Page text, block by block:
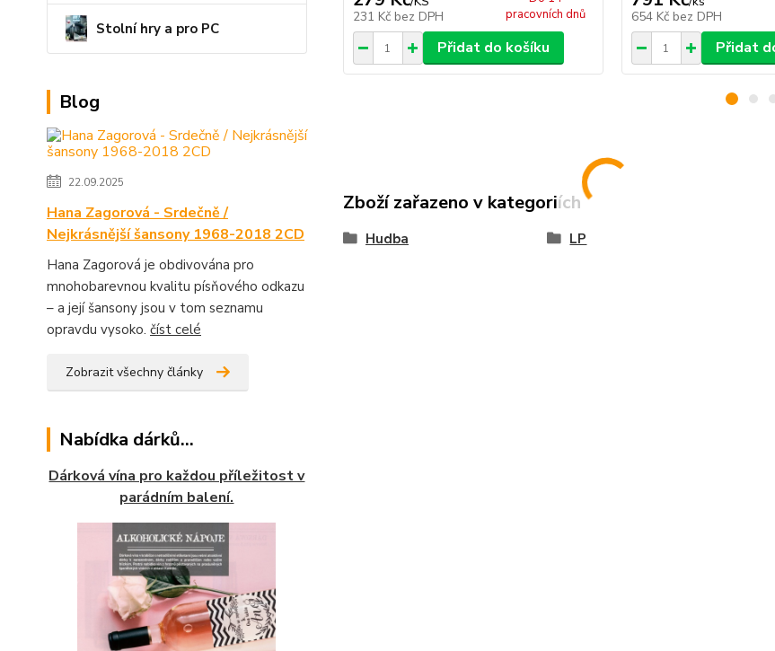
Stolní hry a pro PC
Blog
22.09.2025
Hana Zagorová - Srdečně /
Nejkrásnější šansony 1968-2018 2CD
Hana Zagorová je obdivována pro
mnohobarevnou kvalitu písňového odkazu
– a její šansony jsou v tom seznamu
opravdu vysoko. číst celé
Zobrazit všechny články
Nabídka dárků...
Dárková vína pro každou příležitost v
parádním balení.
231 Kč bez DPH
pracovních dnů
Přidat do košíku
654 Kč bez DPH
Přidat
Zboží zařazeno v kategoriích
Hudba LP